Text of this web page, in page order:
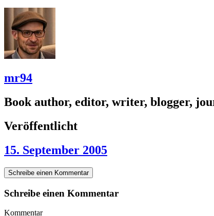
mr94
Book author, editor, writer, blogger,
Veröffentlicht
15. September 2005
Schreibe einen Kommentar
Schreibe einen Kommentar
Kommentar